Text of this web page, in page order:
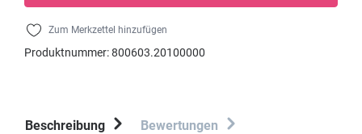
Zum Merkzettel hinzufügen
Produktnummer:800603.20100000
Beschreibung Bewertungen